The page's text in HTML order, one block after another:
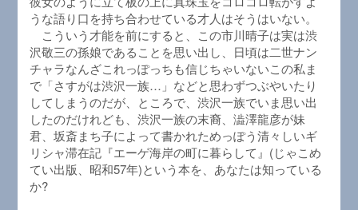
うな語り口を持ち合わせている才人はそうはいない。
こういう才能を前にすると、この市川晴子は実は渋
沢敬三の孫娘であることを思い出し、日頃は二世ナン
チャラなんざこれっぽっちも信じちゃいないこの私ま
で「さすがは渋沢一族…」などと思わずつぶやいたり
してしまうのだが、ところで、渋沢一族でいま思い出
したのだけれども、渋沢一族の末裔、澁澤龍彦が妹
君、坂斎まち子によって書かれためっぽう清々しいギ
リシャ滞在記『エーゲ海岸の町に暮らして』(じゃこめ
てい出版、昭和57年)という本を、あなたは知っている
か?